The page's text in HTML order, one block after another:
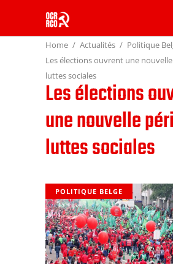
Home Actualités
Politique
Les élections ouvrent une
luttes sociales
Les élections
une nouvelle
luttes sociales
POLITIQUE BELGE